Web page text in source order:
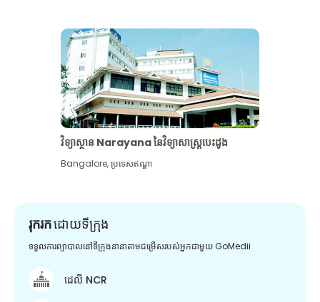
វិទ្យាស្ថាន Narayana នៃវិទ្យាសាស្រ្តបេះដូង
Bangalore,ប្រទេសឥណ្ឌា
រុករកដោយទីក្រុង
ទទួលការព្យាបាលនៅទីក្រុងនានាតាមជម្រើសរបស់អ្នកជាមួយ GoMedii
ដេលី NCR